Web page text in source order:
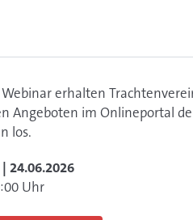
erhalten
Angeboten im Onlineportal
los.
24.06.2026
Uhr